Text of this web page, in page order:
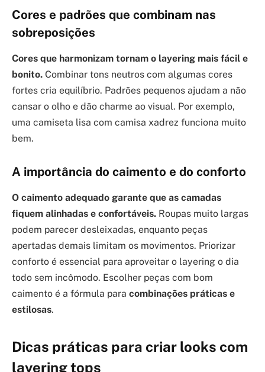
Cores e padrões que combinam nas
sobreposições
Cores que harmonizam tornam o layering mais fácil e
bonito. Combinar tons neutros com algumas cores
fortes cria equilíbrio. Padrões pequenos ajudam a não
cansar o olho e dão charme ao visual. Por exemplo,
uma camiseta lisa com camisa xadrez funciona muito
bem.
A importância do caimento e do conforto
O caimento adequado garante que as camadas
fiquem alinhadas e confortáveis. Roupas muito largas
podem parecer desleixadas, enquanto peças
apertadas demais limitam os movimentos. Priorizar
conforto é essencial para aproveitar o layering o dia
todo sem incômodo. Escolher peças com bom
caimento é a fórmula para combinações práticas e
estilosas.
Dicas práticas para criar looks com
layering tops